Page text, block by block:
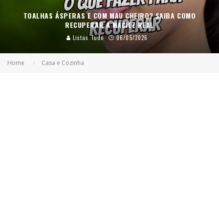
TOALHAS ÁSPERAS E COM MAU CHEIRO? SAIBA COMO
RECUPERAR A MACIEZ REAL
Listas Tudo 06/05/2026
Home Casa e Cozinha